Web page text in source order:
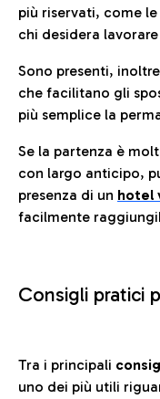
più riservati, come le
chi desidera
Sono presenti,
che facilitano gli
più semplice la
Se la partenza è
con largo anticipo,
presenza di un hotel
facilmente
Consigli pratici
Tra i principali
uno dei più utili